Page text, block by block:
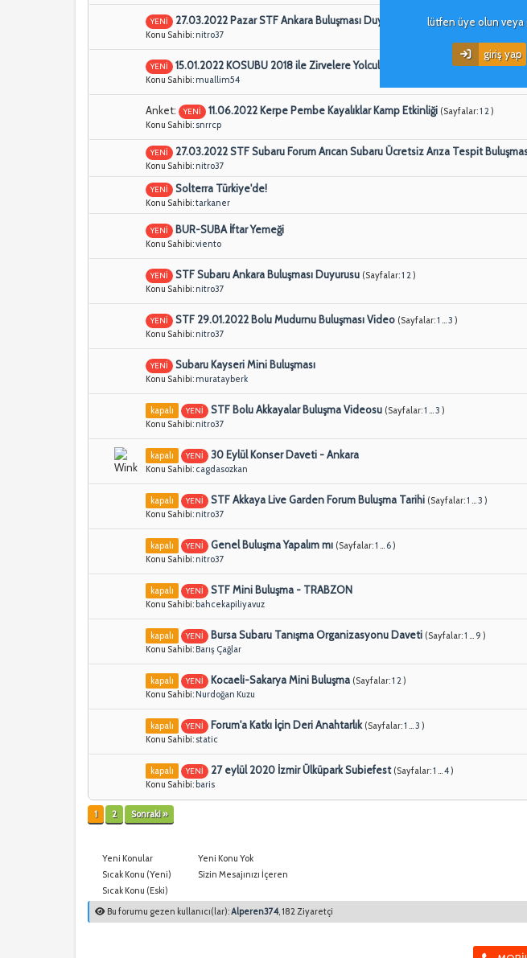
lütfen üye olun veya
giriş yap
YENİ 27.03.2022 Pazar STF Ankara Buluşması Duyurusu (Sayfalar:1...4)
Konu Sahibi: nitro37
YENİ 15.01.2022 KOSUBU 2018 ile Zirvelere Yolculuk
Konu Sahibi: muallim54
Anket: YENİ 11.06.2022 Kerpe Pembe Kayalıklar Kamp Etkinliği (Sayfalar:1 2)
Konu Sahibi: snrrcp
YENİ 27.03.2022 STF Subaru Forum Arıcan Subaru Ücretsiz Arıza Tespit
Konu Sahibi: nitro37
YENİ Solterra Türkiye'de!
Konu Sahibi:tarkaner
YENİ BUR-SUBA İftar Yemeği
Konu Sahibi:viento
YENİ STF Subaru Ankara Buluşması Duyurusu (Sayfalar:1 2)
Konu Sahibi: nitro37
YENİ STF 29.01.2022 Bolu Mudurnu Buluşması Video (Sayfalar:1 ...3 )
Konu Sahibi: nitro37
YENİ Subaru Kayseri Mini Buluşması
Konu Sahibi: muratayberk
kapalı YENİ STF Bolu Akkayalar Buluşma Videosu (Sayfalar:1 ...3 )
Konu Sahibi: nitro37
kapalı YENİ 30 Eylül Konser Daveti - Ankara
Konu Sahibi: cagdasozkan
kapalı YENİ STF Akkaya Live Garden Forum Buluşma Tarihi (Sayfalar:1 ...3 )
Konu Sahibi: nitro37
kapalı YENİ Genel Buluşma Yapalım mı (Sayfalar:1 ... 6)
Konu Sahibi: nitro37
kapalı YENİ STF Mini Buluşma - TRABZON
Konu Sahibi: bahcekapiliyavuz
kapalı YENİ Bursa Subaru Tanışma Organizasyonu Daveti (Sayfalar:1 ... 9 )
Konu Sahibi: Barış Çağlar
kapalı YENİ Kocaeli-Sakarya Mini Buluşma (Sayfalar:1 2)
Konu Sahibi: Nurdoğan Kuzu
kapalı YENİ Forum'a Katkı İçin Deri Anahtarlık (Sayfalar:1 ...3 )
Konu Sahibi: static
kapalı YENİ 27 eylül 2020 İzmir Ülküpark Subiefest (Sayfalar:1 ...4)
Konu Sahibi: baris
1 2 Sonraki »
Yeni Konular
Sıcak Konu (Yeni)
Sıcak Konu (Eski)
Yeni Konu Yok
Sizin Mesajınızı İçeren
Bu forumu gezen kullanıcı(lar):Alperen374, 182 Ziyaretçi